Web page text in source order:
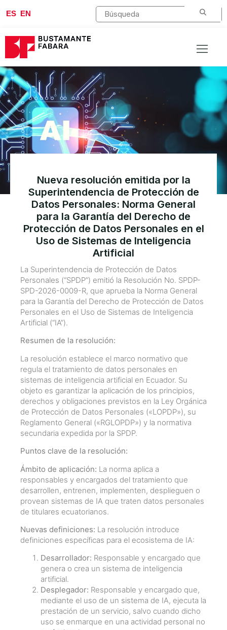
ES EN
Nueva resolución emitida por la
Superintendencia de Protección de
Datos Personales: Norma General
para la Garantía del Derecho de
Protección de Datos Personales en el
Uso de Sistemas de Inteligencia
Artificial
La Superintendencia de Protección de Datos
Personales (“SPDP”) emitió la Resolución No. SPDP-
SPD-2026-0009-R, que aprueba la Norma General
para la Garantía del Derecho de Protección de Datos
Personales en el Uso de Sistemas de Inteligencia
Artificial (“IA”).
Resumen de la resolución:
La resolución establece el marco normativo que
regula el tratamiento de datos personales en
sistemas de inteligencia artificial en Ecuador. Su
objeto es garantizar la aplicación de los principios,
derechos y obligaciones previstos en la Ley Orgánica
de Protección de Datos Personales («LOPDP»), su
Reglamento General («RGLOPDP») y la normativa
secundaria expedida por la SPDP.
Puntos clave de la resolución:
Ámbito de aplicación: La norma aplica a
responsables y encargados del tratamiento que
desarrollen, entrenen, implementen, desplieguen o
provean sistemas de IA que traten datos personales
de titulares ecuatorianos.
Nuevas definiciones: La resolución introduce
definiciones específicas para el ecosistema de IA:
Desarrollador: Responsable y encargado que
genera o crea un sistema de inteligencia
artificial.
Desplegador: Responsable y encargado que,
mediante el uso de un sistema de IA, ejecuta la
prestación de un servicio, salvo cuando dicho
uso se enmarque en una actividad personal no